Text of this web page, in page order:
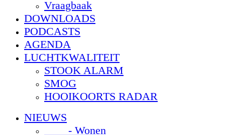
Vraagbaak
DOWNLOADS
PODCASTS
AGENDA
LUCHTKWALITEIT
STOOK ALARM
SMOG
HOOIKOORTS RADAR
NIEUWS
- Wonen